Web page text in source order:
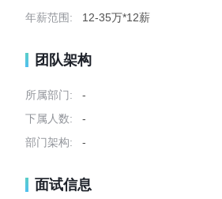
年薪范围: 12-35万*12薪
团队架构
所属部门:
-
下属人数:
-
部门架构:
-
面试信息